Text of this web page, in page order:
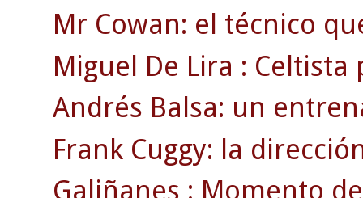
Mr Cowan: el técnico
Miguel De Lira :
Andrés Balsa: un
Frank Cuggy: la
Galiñanes : Momento